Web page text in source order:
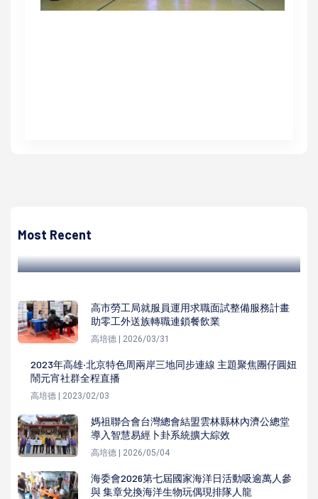
Most Recent
發番茄拼圖教具
高市勞工局就服員運用求職面試整備服務計畫
助零工外送族轉職連鎖餐飲業
高培德 | 2026/03/31
2023年高雄‧北京特色周兩岸三地同步連線 主題聚焦團仔圓妞
鬧元宵社群全程直播
高培德 | 2023/02/03
媽祖聯合會台灣總會結盟雲林縣林內濟公總堂
導入智慧易經卜卦系統擴大綜效
高培德 | 2026/05/04
海委會2026第七屆國家海洋日活動吸逾萬人參
與 集章兌換海洋生物玩偶現排隊人龍